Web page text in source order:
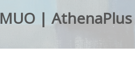
MUO | AthenaPlus